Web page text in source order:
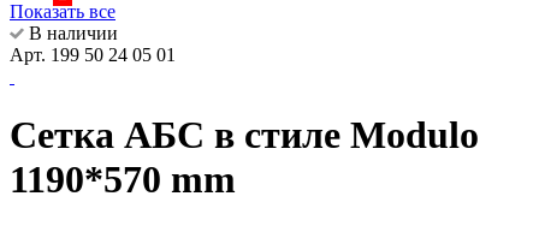
Показать все
В наличии
Арт. 199 50 24 05 01
Сетка АБС в стиле Modulo
1190*570 mm